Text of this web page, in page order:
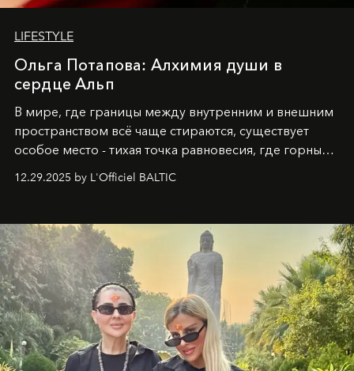
LIFESTYLE
Ольга Потапова: Алхимия души в
сердце Альп
В мире, где границы между внутренним и внешним
пространством всё чаще стираются, существует
особое место - тихая точка равновесия, где горные
глубинами человеческой души. Здесь, на стыке
Ольга Потапова - женщина, чей путь от поиска
истины превратился в искусство превращения
человеческих кризисов в возможности для
возрождения.
12.29.2025 by L'Officiel BALTIC